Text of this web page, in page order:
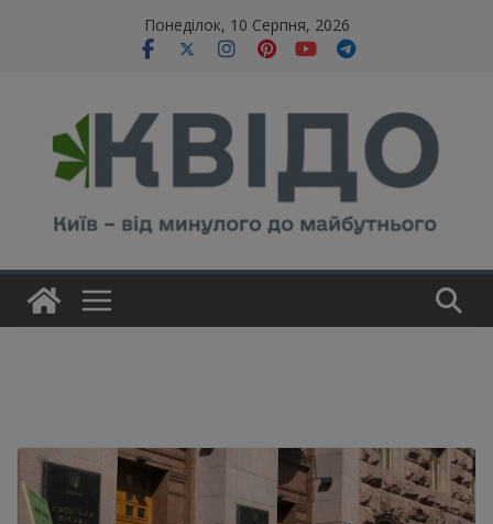
Понеділок, 10 Серпня, 2026
modal-check